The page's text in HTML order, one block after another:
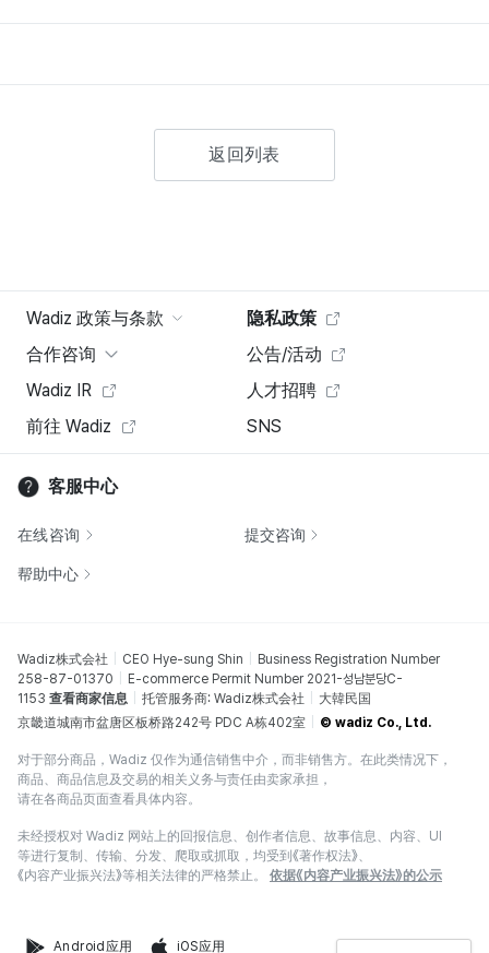
返回列表
Wadiz 政策与条款
隐私政策
合作咨询
公告/活动
Wadiz IR
人才招聘
前往 Wadiz
SNS
客服中心
在线咨询 提交咨询
帮助中心
Wadiz株式会社 CEO Hye-sung Shin
Business Registration Number
258-87-01370
E-commerce Permit Number 2021-성남분당C-
1153 查看商家信息 托管服务商: Wadiz株式会社
大韓民国
京畿道城南市盆唐区板桥路242号 PDC A栋402室
© wadiz Co., Ltd.
对于部分商品，Wadiz 仅作为通信销售中介，而非销售方。在此类情况下，
商品、商品信息及交易的相关义务与责任由卖家承担，
请在各商品页面查看具体内容。
未经授权对 Wadiz 网站上的回报信息、创作者信息、故事信息、内容、UI
等进行复制、传输、分发、爬取或抓取，均受到《著作权法》、
《内容产业振兴法》等相关法律的严格禁止。
依据《内容产业振兴法》的公示
Android应用 iOS应用